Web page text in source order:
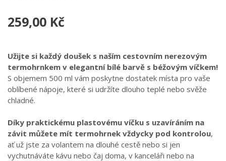
259,00 Kč
Užijte si každý doušek s naším cestovním nerezovým
termohrnkem v elegantní bílé barvě s béžovým víčkem!
S objemem 500 ml vám poskytne dostatek místa pro vaše
oblíbené nápoje, které si udržíte dlouho teplé nebo svěže
chladné.
Díky praktickému plastovému víčku s uzavíráním na
závit můžete mít termohrnek vždycky pod kontrolou,
ať už jste za volantem na dlouhé cestě nebo si jen
vychutnáváte kávu nebo čaj doma, v kanceláři nebo na